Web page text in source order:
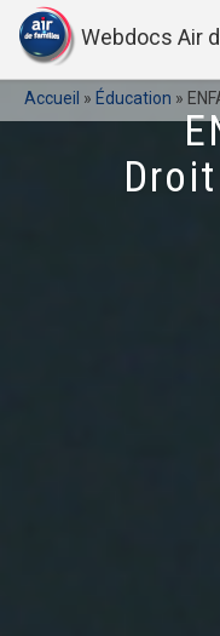
Webdocs Air
Accueil » Éducation »